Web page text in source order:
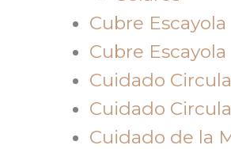
Cubre Escayola
Cubre Escayola
Cuidado
Cuidado
Cuidado de la